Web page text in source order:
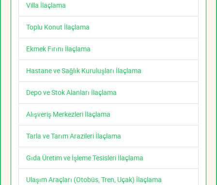
Villa İlaçlama
Toplu Konut İlaçlama
Ekmek Fırını İlaçlama
Hastane ve Sağlık Kuruluşları İlaçlama
Depo ve Stok Alanları İlaçlama
Alışveriş Merkezleri İlaçlama
Tarla ve Tarım Arazileri İlaçlama
Gıda Üretim ve İşleme Tesisleri İlaçlama
Ulaşım Araçları (Otobüs, Tren, Uçak) İlaçlama